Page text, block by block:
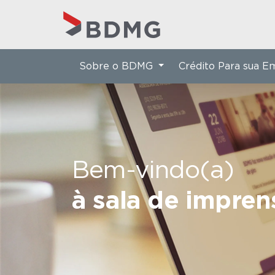
Bem-vindo(a)
à sala de
Sobre o BDMG Crédito Para sua